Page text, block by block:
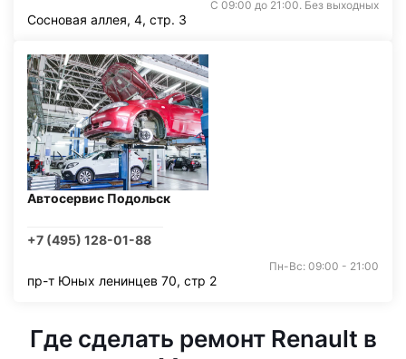
С 09:00 до 21:00. Без выходных
Сосновая аллея, 4, стр. 3
Автосервис Подольск
+7 (495) 128-01-88
Пн-Вс: 09:00 - 21:00
пр-т Юных ленинцев 70, стр 2
Где сделать ремонт Renault в